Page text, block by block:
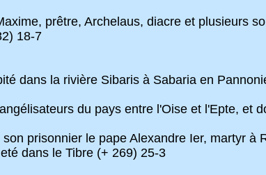
prêtre, Archelaus, diacre et plusieurs
18-7
dans la rivière Sibaris à Sabaria en
du pays entre l'Oise et l'Epte, et
prisonnier le pape Alexandre Ier, martyr à
dans le Tibre (+ 269) 25-3